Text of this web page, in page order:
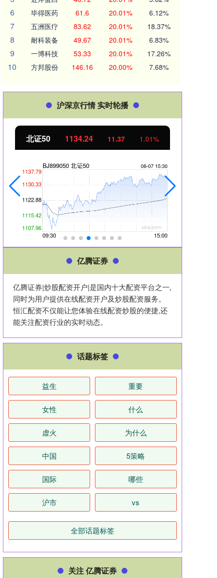
6 毕得医药 61.6 20.01% 6.12%
7 五洲医疗 83.62 20.01% 18.37%
8 耐科装备 49.67 20.01% 6.83%
9 一博科技 53.33 20.01% 17.26%
10 方邦股份 146.16 20.00% 7.68%
沪深京行情 实时轮播
北证50 1134.24 11.37 1.01%
亿腾证券
亿腾证券|炒股配资开户|是国内十大配资平台之一,
同时为用户提供在线配资开户及炒股配资服务。
恒汇配资不仅能让您体验在线配资炒股的便捷,还
能关注配资行业的实时动态。
话题标签
益生 重要
女性 什么
虚火 为什么
中国 5策略
国际 哪些
沪市 vs
全部话题标签
关注 亿腾证券